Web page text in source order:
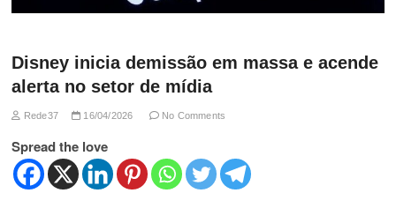
Disney inicia demissão em massa e acende
alerta no setor de mídia
Rede37 16/04/2026 No Comments
Spread the love